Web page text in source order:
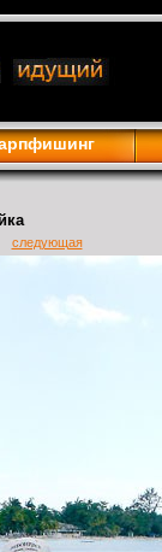
следующая